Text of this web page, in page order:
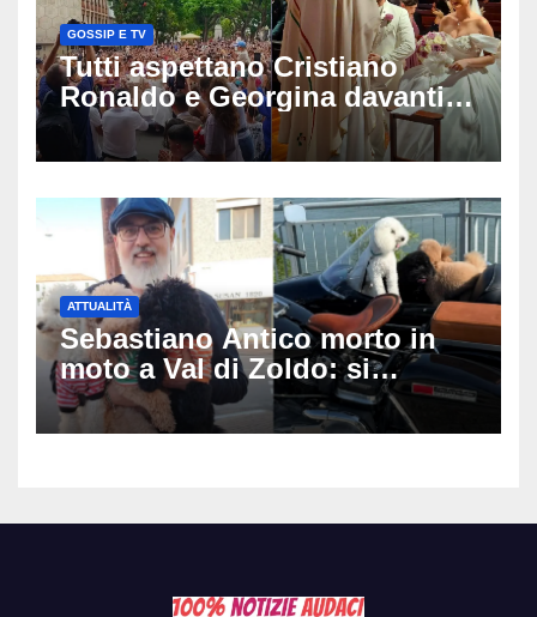
GOSSIP E TV
Tutti aspettano Cristiano
Ronaldo e Georgina davanti
alla cattedrale: ma il
matrimonio era di un’altra
ATTUALITÀ
Sebastiano Antico morto in
moto a Val di Zoldo: si
schianta con il sidecar, salvi i
due cagnolini